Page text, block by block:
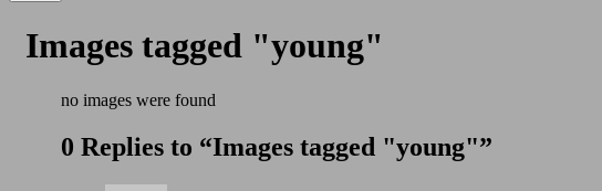
Images tagged "young"
no images were found
0 Replies to “Images tagged "young"”